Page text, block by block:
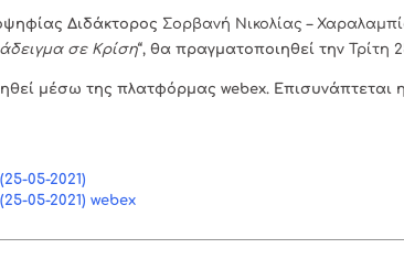
Διδάκτορος Σορβανή Νικολίας –
σε Κρίση“, θα πραγματοποιηθεί την Τρίτη
μέσω της πλατφόρμας webex. Επισυνάπτεται
05-2021)
05-2021) webex